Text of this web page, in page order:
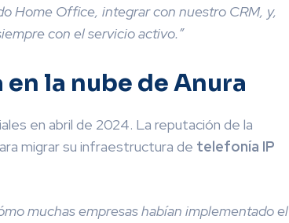
Home Office, integrar con nuestro CRM, y,
con el servicio activo.”
la nube de Anura
en abril de 2024. La reputación de la
migrar su infraestructura de telefonía IP
muchas empresas habían implementado el